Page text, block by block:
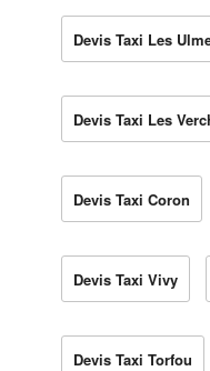
Devis Taxi Les
Devis Taxi Les
Devis Taxi Coron
Devis Taxi Vivy
Devis Taxi Torfou